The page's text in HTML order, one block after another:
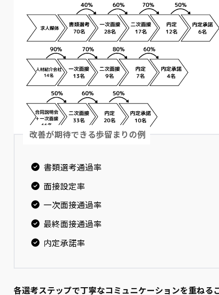
改善が期待できる歩留まりの例
書類選考通過率
面接設定率
一次面接通過率
最終面接通過率
内定承諾率
各選考ステップで丁寧なコミュニケーションを重ねる